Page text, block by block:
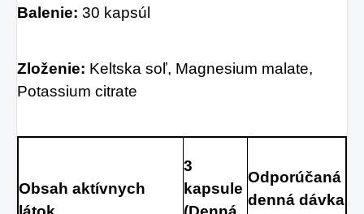
Balenie: 30 kapsúl
Zloženie: Keltska soľ, Magnesium malate,
Potassium citrate
Obsah aktívnych
3
kapsule
Odporúčaná
denná dávka